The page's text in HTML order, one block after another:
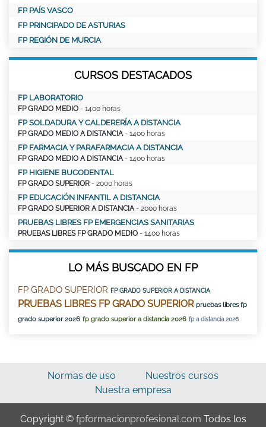
FP PAÍS VASCO
FP PRINCIPADO DE ASTURIAS
FP REGIÓN DE MURCIA
CURSOS DESTACADOS
FP LABORATORIO
FP GRADO MEDIO - 1400 horas
FP SOLDADURA Y CALDERERÍA A DISTANCIA
FP GRADO MEDIO A DISTANCIA - 1400 horas
FP FARMACIA Y PARAFARMACIA A DISTANCIA
FP GRADO MEDIO A DISTANCIA - 1400 horas
FP HIGIENE BUCODENTAL
FP GRADO SUPERIOR - 2000 horas
FP EDUCACIÓN INFANTIL A DISTANCIA
FP GRADO SUPERIOR A DISTANCIA - 2000 horas
PRUEBAS LIBRES FP EMERGENCIAS SANITARIAS
PRUEBAS LIBRES FP GRADO MEDIO - 1400 horas
LO MÁS BUSCADO EN FP
FP GRADO SUPERIOR FP GRADO SUPERIOR A DISTANCIA
PRUEBAS LIBRES FP GRADO SUPERIOR pruebas libres fp
grado superior 2026 fp grado superior a distancia 2026 fp a distancia 2026
Normas de uso
Nuestros cursos
Nuestra empresa
Copyright © fpformacionprofesional.com Todos los